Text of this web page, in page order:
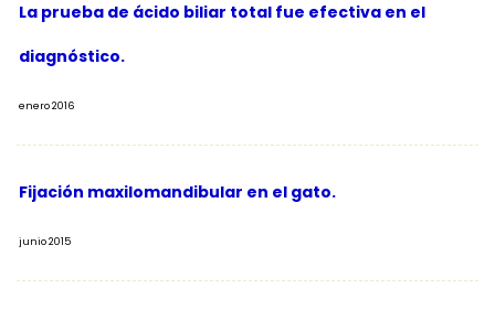
La prueba de ácido biliar total fue efectiva en el
diagnóstico.
enero 2016
Fijación maxilomandibular en el gato.
junio 2015